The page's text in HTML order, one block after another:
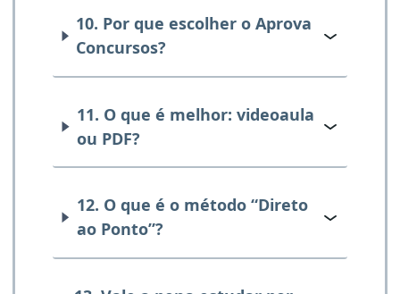
10. Por que escolher o Aprova
Concursos?
11. O que é melhor: videoaula
ou PDF?
12. O que é o método “Direto
ao Ponto”?